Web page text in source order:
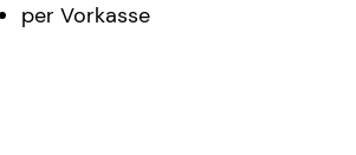
per Vorkasse